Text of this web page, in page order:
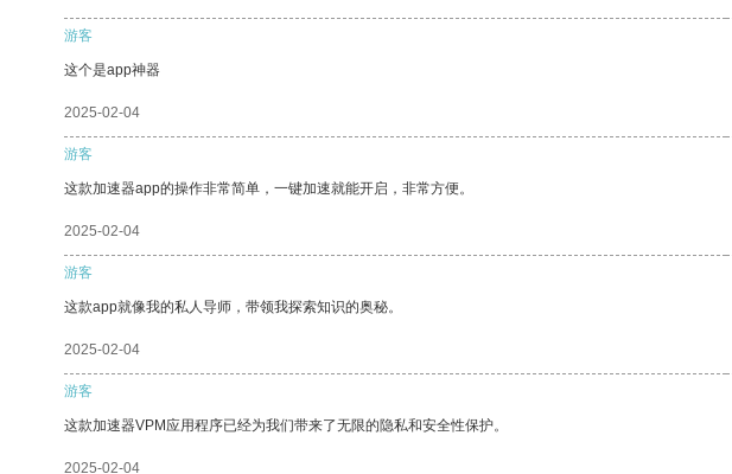
游客
这个是app神器
2025-02-04
游客
这款加速器app的操作非常简单，一键加速就能开启，非常方便。
2025-02-04
游客
这款app就像我的私人导师，带领我探索知识的奥秘。
2025-02-04
游客
这款加速器VPM应用程序已经为我们带来了无限的隐私和安全性保护。
2025-02-04